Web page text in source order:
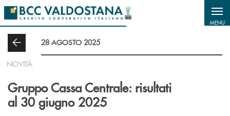
Salta al contenuto principale
MENU
28 AGOSTO 2025
NOVITÀ
Gruppo Cassa Centrale: risultati
al 30 giugno 2025